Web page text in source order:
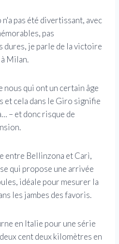
pas été divertissant, avec
pas
dures, je parle de la victoire
Milan.
nous qui ont un certain âge
et cela dans le Giro signifie
– et donc risque de
entre Bellinzona et Carì,
qui propose une arrivée
idéale pour mesurer la
les jambes des favoris.
en Italie pour une série
cent deux kilomètres en